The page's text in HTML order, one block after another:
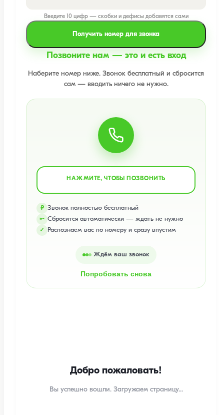
Введите 10 цифр — скобки и дефисы добавятся сами
Получить номер для звонка
Позвоните нам — это и есть вход
Наберите номер ниже. Звонок бесплатный и сбросится
сам — вводить ничего не нужно.
НАЖМИТЕ, ЧТОБЫ ПОЗВОНИТЬ
₽ Звонок полностью бесплатный
⤺ Сбросится автоматически — ждать не нужно
✓ Распознаем вас по номеру и сразу впустим
Ждём ваш звонок
Попробовать снова
Добро пожаловать!
Вы успешно вошли. Загружаем страницу...